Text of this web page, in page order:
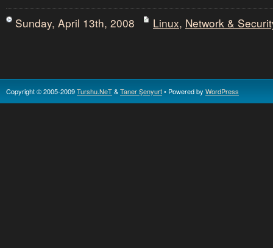
Sunday, April 13th, 2008 Linux, Network &
Copyright © 2005-2009Turshu.NeT&Taner Şenyurt• Powered by WordPress